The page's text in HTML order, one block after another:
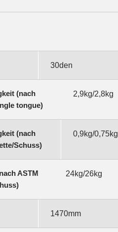
30den
(nach
tongue)
2,9kg/2,8kg
(nach
Schuss)
0,9kg/0,75kg
ASTM
24kg/26kg
1470mm